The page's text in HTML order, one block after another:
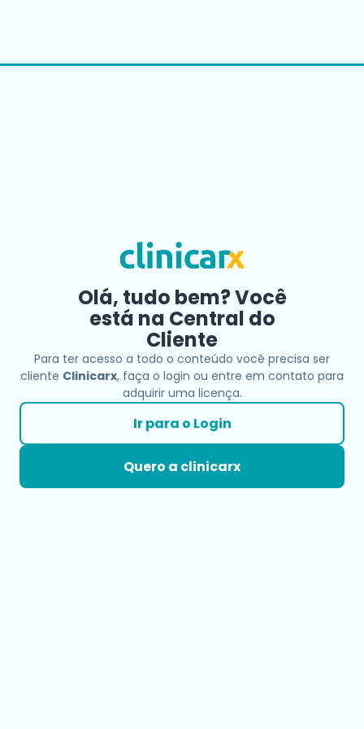
Olá, tudo bem? Você
está na Central do
Cliente
Para ter acesso a todo o conteúdo você precisa ser
cliente Clinicarx, faça o login ou entre em contato para
adquirir uma licença.
Ir para o Login
Quero a clinicarx